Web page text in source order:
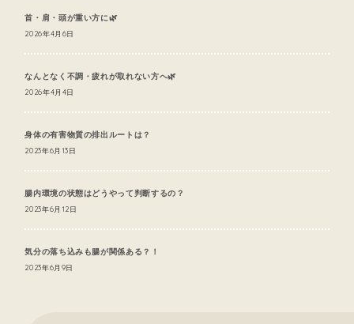
首・肩・頭が重い方に🌿
2026年4月6日
なんとなく不調・疲れが取れない方へ🌿
2026年4月4日
身体の有害物質の排出ルートは？
2023年6月13日
腸内環境の状態はどうやって判断するの？
2023年6月12日
気分の落ち込みも腸が関係ある？！
2023年6月9日